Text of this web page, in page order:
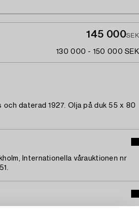
145 000SEK
130 000 - 150 000 SEK
och daterad 1927. Olja på duk 55 x 80
Internationella vårauktionen nr